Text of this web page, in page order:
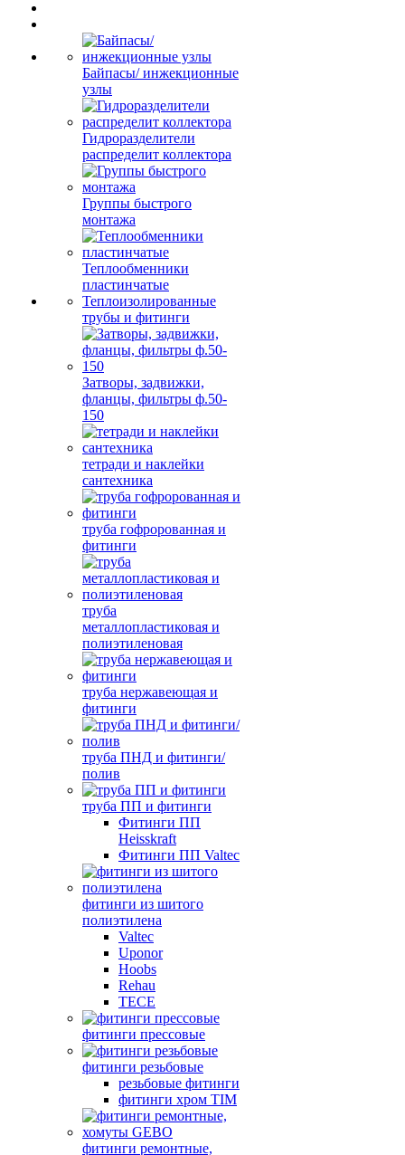
Байпасы/ инжекционные
узлы
Гидроразделители
распределит коллектора
Группы быстрого
монтажа
Теплообменники
пластинчатые
Теплоизолированные
трубы и фитинги
Затворы, задвижки,
фланцы, фильтры ф.50-
150
тетради и наклейки
сантехника
труба гофророванная и
фитинги
труба
металлопластиковая и
полиэтиленовая
труба нержавеющая и
фитинги
труба ПНД и фитинги/
полив
труба ПП и фитинги
Фитинги ПП
Heisskraft
Фитинги ПП Valtec
фитинги из шитого
полиэтилена
Valtec
Uponor
Hoobs
Rehau
TECE
фитинги прессовые
фитинги резьбовые
резьбовые фитинги
фитинги хром TIM
фитинги ремонтные,